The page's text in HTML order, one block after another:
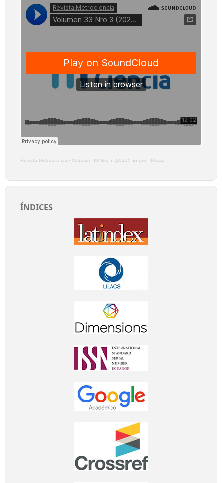
Revista Metrociencia · Volumen 33 Nro 3 (2025), Enero - Marzo
ÍNDICES